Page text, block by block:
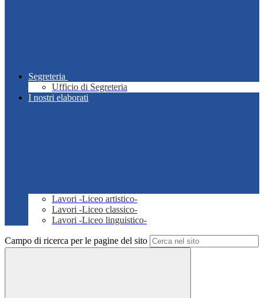
Segreteria
Ufficio di Segreteria
I nostri elaborati
Lavori -Liceo artistico-
Lavori -Liceo classico-
Lavori -Liceo linguistico-
Campo di ricerca per le pagine del sito